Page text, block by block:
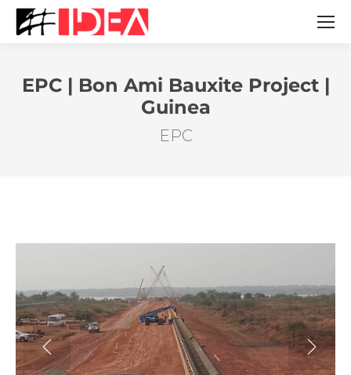
EPC | Bon Ami Bauxite Project |
Guinea
EPC
Estás aquí: